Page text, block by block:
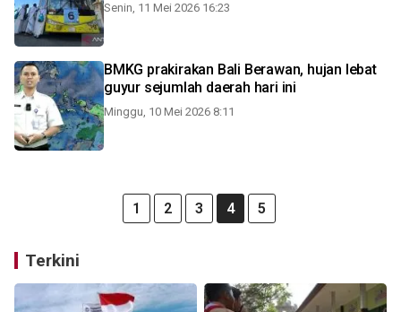
Senin, 11 Mei 2026 16:23
BMKG prakirakan Bali Berawan, hujan lebat
guyur sejumlah daerah hari ini
Minggu, 10 Mei 2026 8:11
1 2 3 4 5
Terkini